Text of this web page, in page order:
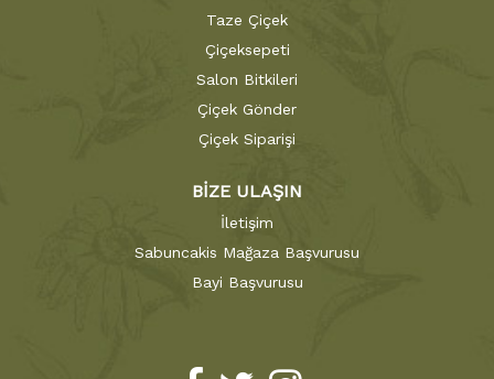
Taze Çiçek
Çiçeksepeti
Salon Bitkileri
Çiçek Gönder
Çiçek Siparişi
BİZE ULAŞIN
İletişim
Sabuncakis Mağaza Başvurusu
Bayi Başvurusu